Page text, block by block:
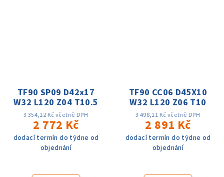
TF90 SP09 D42x17
W32 L120 Z04 T10.5
3 354,12 Kč včetně DPH
2 772 Kč
dodací termín do týdne od
objednání
TF90 CC06 D45X10
W32 L120 Z06 T10
3 498,11 Kč včetně DPH
2 891 Kč
dodací termín do týdne od
objednání